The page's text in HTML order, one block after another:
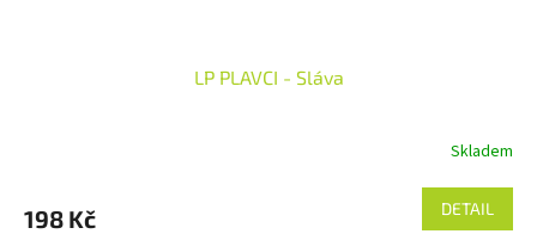
LP PLAVCI - Sláva
Skladem
198 Kč DETAIL